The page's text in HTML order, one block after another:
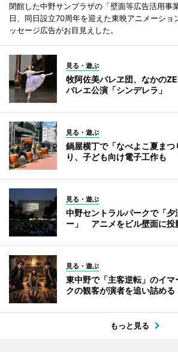
閉館した中野サンプラザの「壁面等広告活用事
日、同日設立70周年を迎えた東映アニメーショ
ッセージ広告がお目見えした。
見る・遊ぶ
牧阿佐美バレヱ団、なかの
バレエ公演「シンデレラ」
見る・遊ぶ
鍋屋横丁で「なべよこ夏ま
り、子ども向け電子工作も
見る・遊ぶ
中野セントラルパークで「夕
ー」 アニメをビル壁面に投
見る・遊ぶ
東中野で「主客逆転」のイ
クの観客が演者を追い詰める
もっと見る